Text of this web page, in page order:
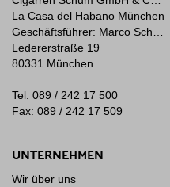
La Casa del Habano München
Geschäftsführer: Marco Schum
Ledererstraße 19
80331 München
Tel: 089 / 242 17 500
Fax: 089 / 242 17 509
UNTERNEHMEN
Wir über uns